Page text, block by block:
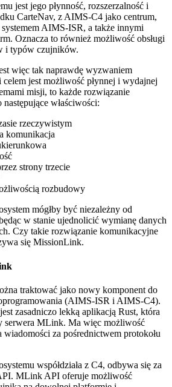
jest jego płynność, rozszerzalność i
CarteNav, z AIMS-C4 jako centrum,
systemem AIMS-ISR, a także innymi
Oznacza to również możliwość obsługi
i typów czujników.
więc tak naprawdę wyzwaniem
jest możliwość płynnej i wydajnej
misji, to każde rozwiązanie
następujące właściwości:
rzeczywistym
komunikacja
strony trzecie
rozbudowy
mógłby być niezależny od
w stanie ujednolicić wymianę danych
Czy takie rozwiązanie komunikacyjne
się MissionLink.
traktować jako nowy komponent do
(AIMS-ISR i AIMS-C4).
zasadniczo lekką aplikacją Rust, która
serwera MLink. Ma więc możliwość
wiadomości za pośrednictwem protokołu
współdziała z C4, odbywa się za
MLink API oferuje możliwość